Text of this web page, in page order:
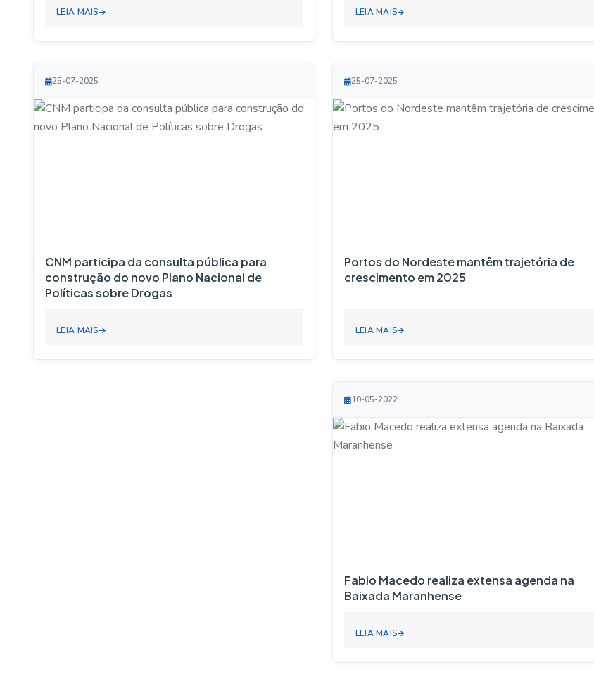
LEIA MAIS LEIA MAIS
25-07-2025
CNM participa da consulta pública para
construção do novo Plano Nacional de
Políticas sobre Drogas
LEIA MAIS
25-07-2025
Portos do Nordeste mantêm trajetória de
crescimento em 2025
LEIA MAIS
10-05-2022
Fabio Macedo realiza extensa agenda na
Baixada Maranhense
LEIA MAIS